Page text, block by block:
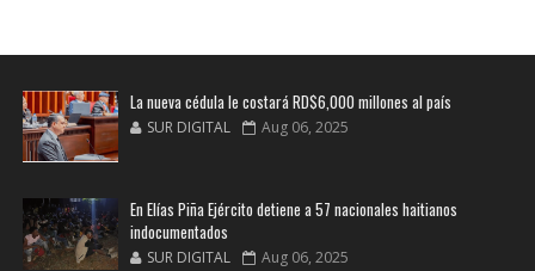
La nueva cédula le costará RD$6,000 millones al país
SUR DIGITAL Aug 06, 2025
En Elías Piña Ejército detiene a 57 nacionales haitianos
indocumentados
SUR DIGITAL Aug 06, 2025